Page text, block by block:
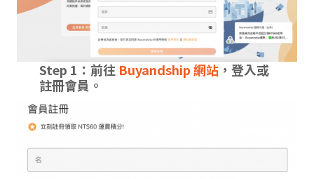
Step 1：前往 Buyandship 網站 ，登入或
註冊會員。